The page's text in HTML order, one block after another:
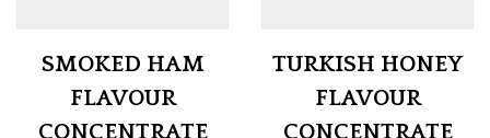
SMOKED HAM
FLAVOUR
CONCENTRATE
TURKISH HONEY
FLAVOUR
CONCENTRATE